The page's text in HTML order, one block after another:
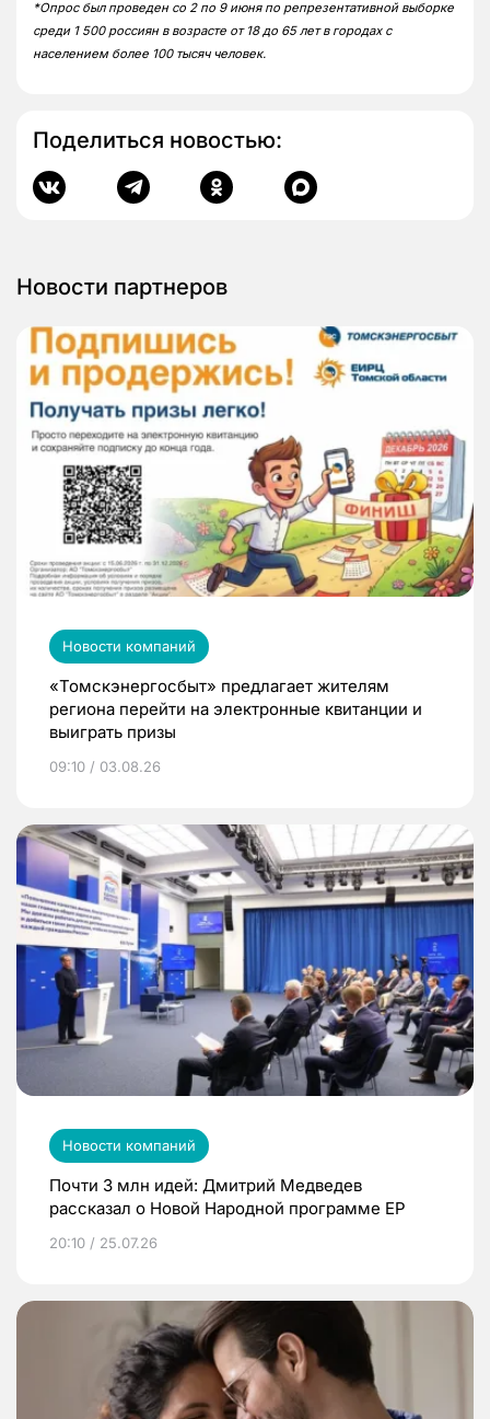
*Опрос был проведен со 2 по 9 июня по репрезентативной выборке
среди 1 500 россиян в возрасте от 18 до 65 лет в городах с
населением более 100 тысяч человек.
Поделиться новостью:
Новости партнеров
Новости компаний
«Томскэнергосбыт» предлагает жителям
региона перейти на электронные квитанции и
выиграть призы
09:10 / 03.08.26
Новости компаний
Почти 3 млн идей: Дмитрий Медведев
рассказал о Новой Народной программе ЕР
20:10 / 25.07.26